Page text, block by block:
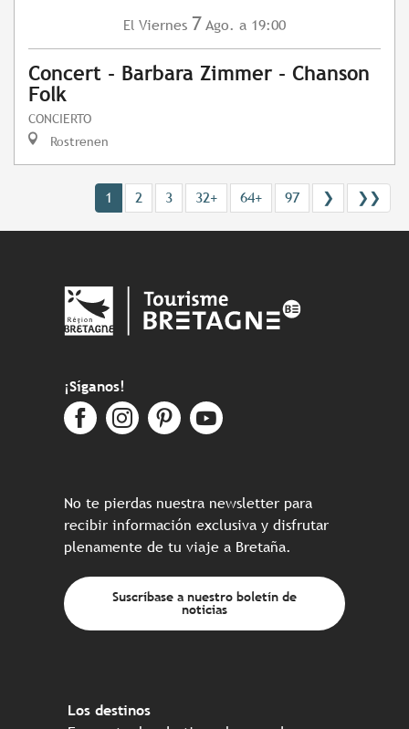
El Viernes 7 Ago. a 19:00
Concert - Barbara Zimmer - Chanson
Folk
CONCIERTO
Rostrenen
1 2 3 32+ 64+ 97 ❯ ❯❯
¡Síganos!
No te pierdas nuestra newsletter para
recibir información exclusiva y disfrutar
plenamente de tu viaje a Bretaña.
Suscríbase a nuestro boletín de
noticias
Los destinos